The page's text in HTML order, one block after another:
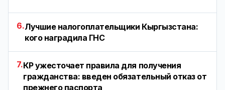
6.Лучшие налогоплательщики Кыргызстана:
кого наградила ГНС
7.КР ужесточает правила для получения
гражданства: введен обязательный отказ от
прежнего паспорта